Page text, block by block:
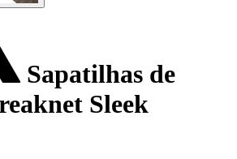
Sapatilhas de
Sleek